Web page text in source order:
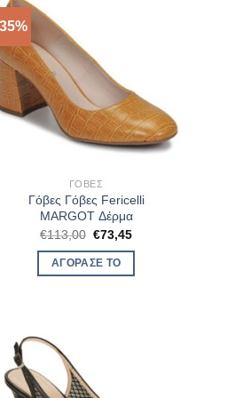
ΓΌΒΕΣ
Γόβες Γόβες Fericelli
MARGOT Δέρμα
€113,00 Original
was:
€113,00.
€73,45Η
ΑΓΌΡΑΣΈ ΤΟ